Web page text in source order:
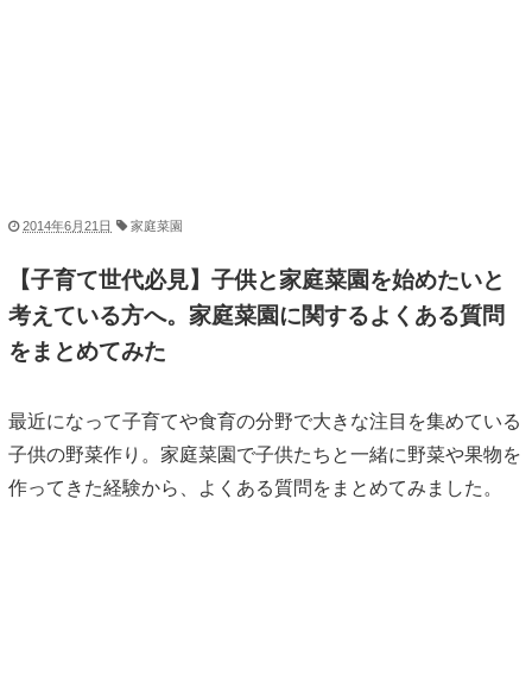
2014年6月21日 家庭菜園
【子育て世代必見】子供と家庭菜園を始めたいと
考えている方へ。家庭菜園に関するよくある質問
をまとめてみた
最近になって子育てや食育の分野で大きな注目を集めている
子供の野菜作り。家庭菜園で子供たちと一緒に野菜や果物を
作ってきた経験から、よくある質問をまとめてみました。